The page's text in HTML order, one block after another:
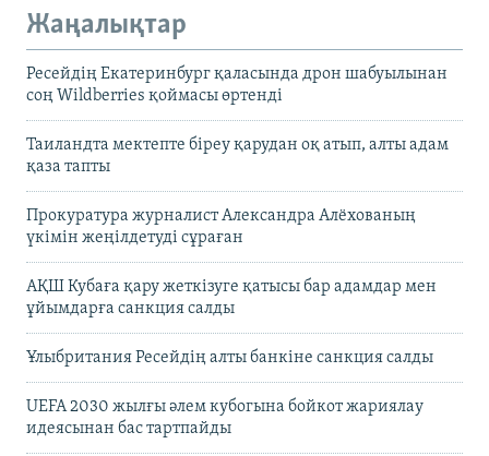
Жаңалықтар
Ресейдің Екатеринбург қаласында дрон шабуылынан
соң Wildberries қоймасы өртенді
Таиландта мектепте біреу қарудан оқ атып, алты адам
қаза тапты
Прокуратура журналист Александра Алёхованың
үкімін жеңілдетуді сұраған
АҚШ Кубаға қару жеткізуге қатысы бар адамдар мен
ұйымдарға санкция салды
Ұлыбритания Ресейдің алты банкіне санкция салды
UEFA 2030 жылғы әлем кубогына бойкот жариялау
идеясынан бас тартпайды